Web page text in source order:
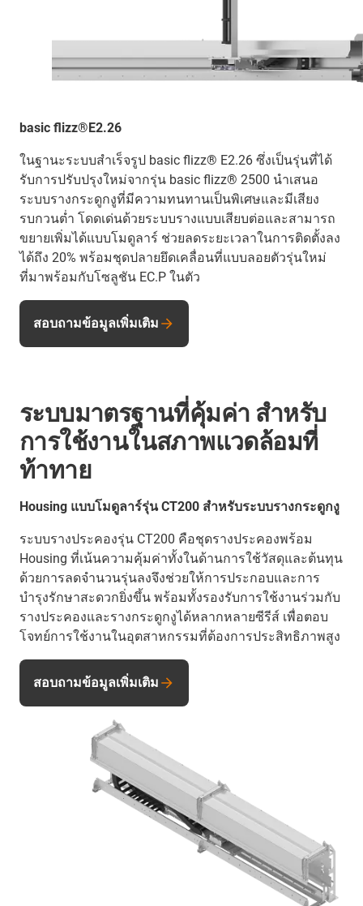
basic flizz®E2.26
ในฐานะระบบสำเร็จรูป basic flizz® E2.26 ซึ่งเป็นรุ่นที่ได้
รับการปรับปรุงใหม่จากรุ่น basic flizz® 2500 นำเสนอ
ระบบรางกระดูกงูที่มีความทนทานเป็นพิเศษและมีเสียง
รบกวนต่ำ โดดเด่นด้วยระบบรางแบบเสียบต่อและสามารถ
ขยายเพิ่มได้แบบโมดูลาร์ ช่วยลดระยะเวลาในการติดตั้งลง
ได้ถึง 20% พร้อมชุดปลายยึดเคลื่อนที่แบบลอยตัวรุ่นใหม่
ที่มาพร้อมกับโซลูชัน EC.P ในตัว
สอบถามข้อมูลเพิ่มเติม
ระบบมาตรฐานที่คุ้มค่า สำหรับ
การใช้งานในสภาพแวดล้อมที่
ท้าทาย
Housing แบบโมดูลาร์รุ่น CT200 สำหรับระบบรางกระดูกงู
ระบบรางประคองรุ่น CT200 คือชุดรางประคองพร้อม
Housing ที่เน้นความคุ้มค่าทั้งในด้านการใช้วัสดุและต้นทุน
ด้วยการลดจำนวนรุ่นลงจึงช่วยให้การประกอบและการ
บำรุงรักษาสะดวกยิ่งขึ้น พร้อมทั้งรองรับการใช้งานร่วมกับ
รางประคองและรางกระดูกงูได้หลากหลายซีรีส์ เพื่อตอบ
โจทย์การใช้งานในอุตสาหกรรมที่ต้องการประสิทธิภาพสูง
สอบถามข้อมูลเพิ่มเติม